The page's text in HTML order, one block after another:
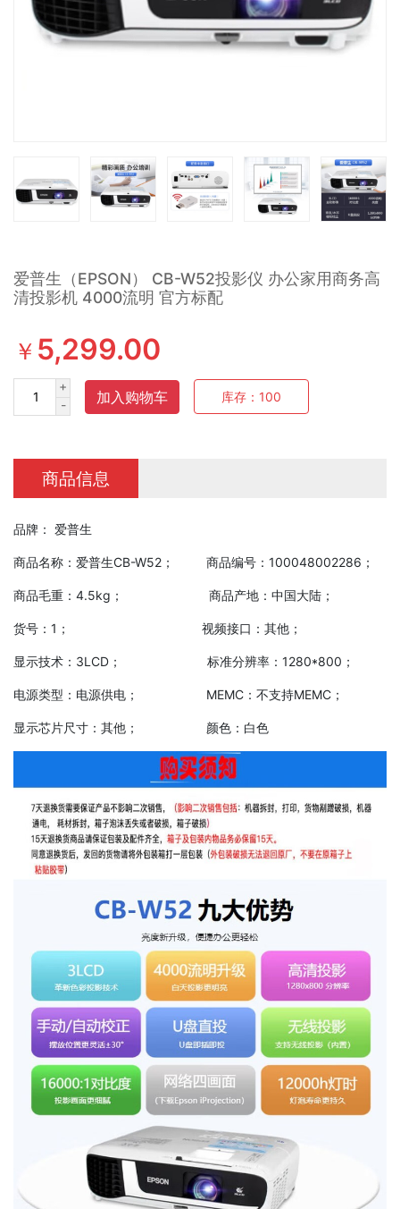
爱普生（EPSON） CB-W52投影仪 办公家用商务高
清投影机 4000流明 官方标配
￥ 5,299.00
+
-
加入购物车 库存： 100
商品信息
品牌： 爱普生
商品名称：爱普生CB-W52； 商品编号：100048002286；
商品毛重：4.5kg； 商品产地：中国大陆；
货号：1； 视频接口：其他；
显示技术：3LCD； 标准分辨率：1280*800；
电源类型：电源供电； MEMC：不支持MEMC；
显示芯片尺寸：其他； 颜色：白色